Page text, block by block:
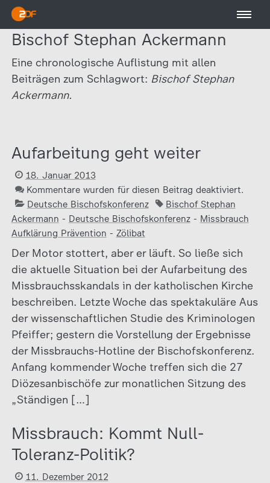
Bischof Stephan Ackermann
Eine chronologische Auflistung mit allen
Beiträgen zum Schlagwort: Bischof Stephan
Ackermann.
Aufarbeitung geht weiter
18. Januar 2013
Kommentare wurden für diesen Beitrag deaktiviert.
Deutsche Bischofskonferenz
Bischof Stephan
Ackermann - Deutsche Bischofskonferenz- Missbrauch
Aufklärung Prävention - Zölibat
Der Motor stottert, aber er läuft. So ließe sich
die aktuelle Situation bei der Aufarbeitung des
Missbrauchsskandals in der katholischen Kirche
beschreiben. Letzte Woche das spektakuläre Aus
der wissenschaftlichen Studie des Kriminologen
Pfeiffer; gestern die Vorstellung der Ergebnisse
der Missbrauchs-Hotline der Bischofskonferenz.
Anfang kommender Woche treffen sich die 27
Diözesanbischöfe zur monatlichen Sitzung des
„Ständigen […]
Missbrauch: Kommt Null-
Toleranz-Politik?
11. Dezember 2012